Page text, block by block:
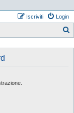
Login
Iscriviti